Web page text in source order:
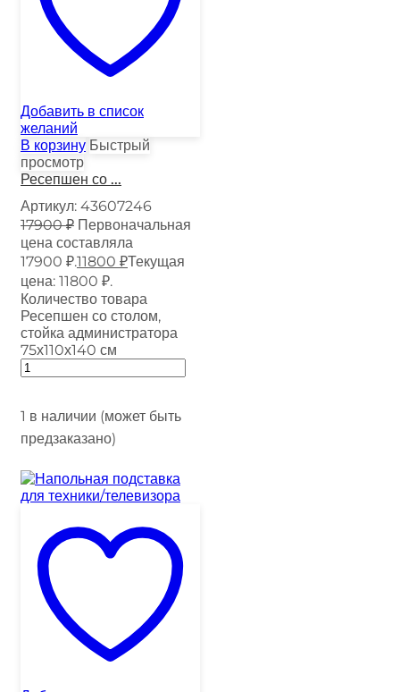
Добавить в список
желаний
В корзину Быстрый
просмотр
Ресепшен со ...
Артикул: 43607246
17900₽ Первоначальная
цена составляла
17900 ₽.11800 ₽Текущая
цена: 11800 ₽.
Количество товара
Ресепшен со столом,
стойка администратора
75х110х140 см
1 в наличии (может быть
предзаказано)